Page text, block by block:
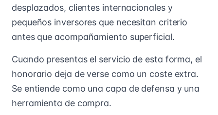
desplazados, clientes internacionales y
pequeños inversores que necesitan criterio
antes que acompañamiento superficial.
Cuando presentas el servicio de esta forma, el
honorario deja de verse como un coste extra.
Se entiende como una capa de defensa y una
herramienta de compra.